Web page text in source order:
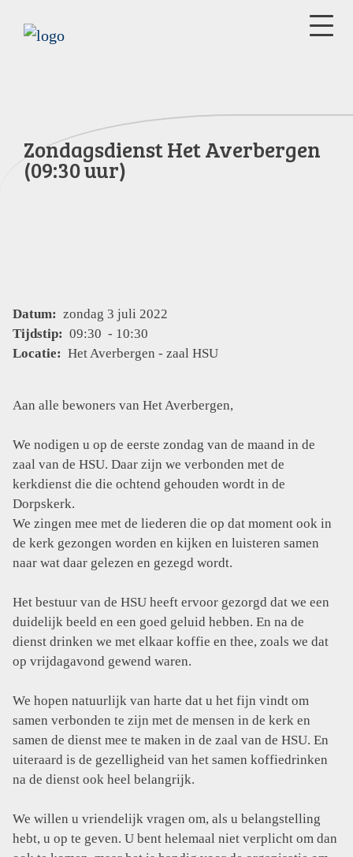
Zondagsdienst Het Averbergen
(09:30 uur)
Datum: zondag 3 juli 2022
Tijdstip: 09:30 - 10:30
Locatie: Het Averbergen - zaal HSU
Aan alle bewoners van Het Averbergen,
We nodigen u op de eerste zondag van de maand in de
zaal van de HSU. Daar zijn we verbonden met de
kerkdienst die die ochtend gehouden wordt in de
Dorpskerk.
We zingen mee met de liederen die op dat moment ook in
de kerk gezongen worden en kijken en luisteren samen
naar wat daar gelezen en gezegd wordt.
Het bestuur van de HSU heeft ervoor gezorgd dat we een
duidelijk beeld en een goed geluid hebben. En na de
dienst drinken we met elkaar koffie en thee, zoals we dat
op vrijdagavond gewend waren.
We hopen natuurlijk van harte dat u het fijn vindt om
samen verbonden te zijn met de mensen in de kerk en
samen de dienst mee te maken in de zaal van de HSU. En
uiteraard is de gezelligheid van het samen koffiedrinken
na de dienst ook heel belangrijk.
We willen u vriendelijk vragen om, als u belangstelling
hebt, u op te geven. U bent helemaal niet verplicht om dan